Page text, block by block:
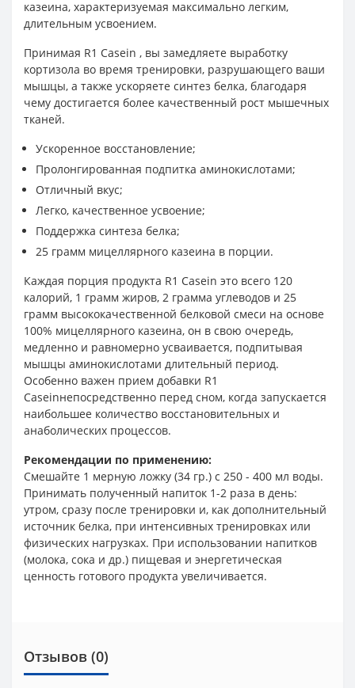
казеина, характеризуемая максимально легким,
длительным усвоением.
Принимая R1 Casein , вы замедляете выработку
кортизола во время тренировки, разрушающего ваши
мышцы, а также ускоряете синтез белка, благодаря
чему достигается более качественный рост мышечных
тканей.
Ускоренное восстановление;
Пролонгированная подпитка аминокислотами;
Отличный вкус;
Легко, качественное усвоение;
Поддержка синтеза белка;
25 грамм мицеллярного казеина в порции.
Каждая порция продукта R1 Casein это всего 120
калорий, 1 грамм жиров, 2 грамма углеводов и 25
грамм высококачественной белковой смеси на основе
100% мицеллярного казеина, он в свою очередь,
медленно и равномерно усваивается, подпитывая
мышцы аминокислотами длительный период.
Особенно важен прием добавки R1
Caseinнепосредственно перед сном, когда запускается
наибольшее количество восстановительных и
анаболических процессов.
Рекомендации по применению:
Cмешайте 1 мерную ложку (34 гр.) с 250 - 400 мл воды.
Принимать полученный напиток 1-2 раза в день:
утром, сразу после тренировки и, как дополнительный
источник белка, при интенсивных тренировках или
физических нагрузках. При использовании напитков
(молока, сока и др.) пищевая и энергетическая
ценность готового продукта увеличивается.
Отзывов (0)